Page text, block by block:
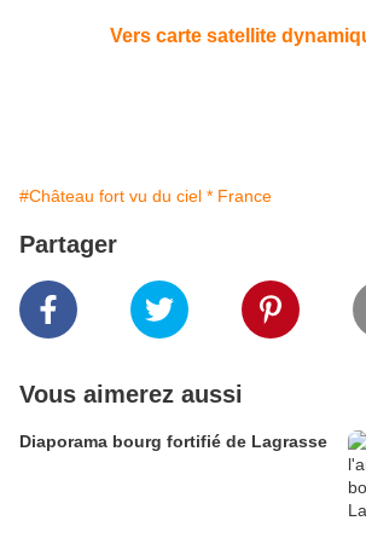
Vers carte satellite
#Château fort vu du ciel * France
Partager
Vous aimerez aussi
Diaporama bourg fortifié de Lagrasse